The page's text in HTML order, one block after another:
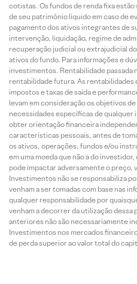
cotistas. Os fundos de renda fixa
de seu patrimônio líquido em caso de
pagamento dos ativos integrantes de
intervenção, liquidação, regime de
recuperação judicial ou extrajudicial
ativos do fundo. Para informações e
investimentos. Rentabilidade passada
rentabilidade futura. As rentabilidades
impostos e taxas de saída e
levam em consideração os objetivos
necessidades específicas de
obter orientação financeira
características pessoais, antes de
os ativos, operações, fundos e/ou
em uma moeda que não a do
pode impactar adversamente o preço,
Investimentos não se responsabiliza
venham a ser tomadas com base nas
qualquer responsabilidade por
venham a decorrer da utilização dessa
anteriores não são necessariamente
Investimentos nos mercados
de perda superior ao valor total do